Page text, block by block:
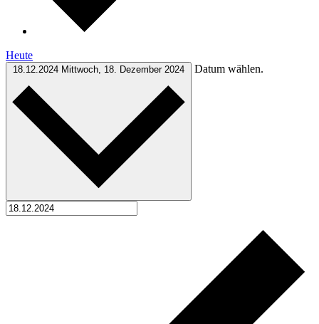
Heute
18.12.2024 Mittwoch, 18. Dezember 2024 Datum wählen.